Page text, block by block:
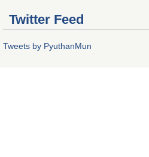
Twitter Feed
Tweets by PyuthanMun